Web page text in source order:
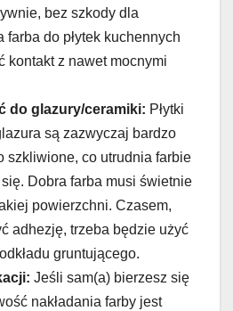
bez szkody dla
farba do płytek kuchennych
kontakt z nawet mocnymi
do glazury/ceramiki: Płytki
są zazwyczaj bardzo
szkliwione, co utrudnia farbie
Dobra farba musi świetnie
powierzchni. Czasem,
adhezję, trzeba będzie użyć
gruntującego.
Jeśli sam(a) bierzesz się
nakładania farby jest